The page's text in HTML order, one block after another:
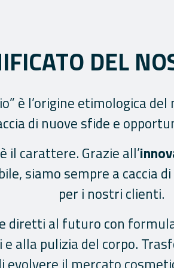
DEL
è l’origine etimologica
di nuove sfide e
carattere. Grazie all’
siamo sempre a caccia
per i nostri clienti.
diretti al futuro con
e alla pulizia del corpo.